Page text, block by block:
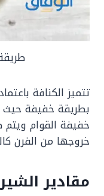
تتميز الكنافة
بطريقة خفيفة
خفيفة القوام ويتم
خروجها من الفرن
مقادير